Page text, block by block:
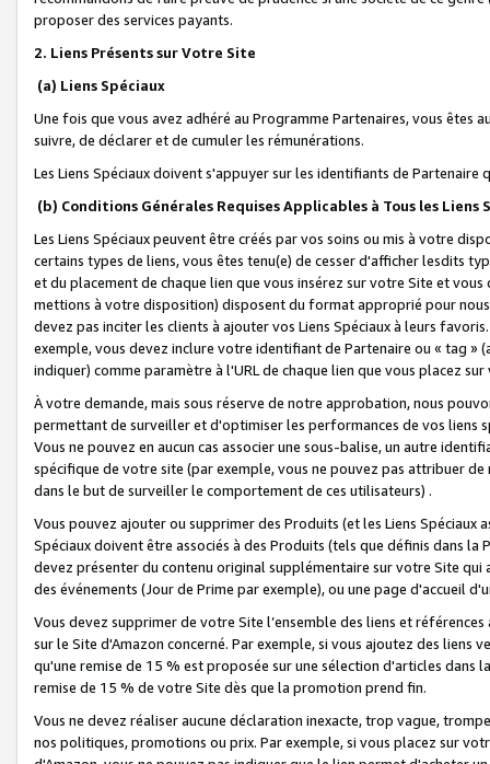
proposer des services payants.
2. Liens Présents sur Votre Site
(a) Liens Spéciaux
Une fois que vous avez adhéré au Programme Partenaires, vous êtes
suivre, de déclarer et de cumuler les rémunérations.
Les Liens Spéciaux doivent s'appuyer sur les identifiants de Partenaire
(b) Conditions Générales Requises Applicables à Tous les Liens
Les Liens Spéciaux peuvent être créés par vos soins ou mis à votre
certains types de liens, vous êtes tenu(e) de cesser d'afficher lesdits
et du placement de chaque lien que vous insérez sur votre Site et
mettions à votre disposition) disposent du format approprié pour
devez pas inciter les clients à ajouter vos Liens Spéciaux à leurs
exemple, vous devez inclure votre identifiant de Partenaire ou « tag
indiquer) comme paramètre à l'URL de chaque lien que vous placez
À votre demande, mais sous réserve de notre approbation, nous
permettant de surveiller et d'optimiser les performances de vos liens
Vous ne pouvez en aucun cas associer une sous-balise, un autre
spécifique de votre site (par exemple, vous ne pouvez pas attribuer
dans le but de surveiller le comportement de ces utilisateurs) .
Vous pouvez ajouter ou supprimer des Produits (et les Liens
Spéciaux doivent être associés à des Produits (tels que définis dans
devez présenter du contenu original supplémentaire sur votre Site qui
des événements (Jour de Prime par exemple), ou une page d'accueil
Vous devez supprimer de votre Site l’ensemble des liens et
sur le Site d'Amazon concerné. Par exemple, si vous ajoutez des
qu'une remise de 15 % est proposée sur une sélection d'articles
remise de 15 % de votre Site dès que la promotion prend fin.
Vous ne devez réaliser aucune déclaration inexacte, trop vague,
nos politiques, promotions ou prix. Par exemple, si vous placez sur